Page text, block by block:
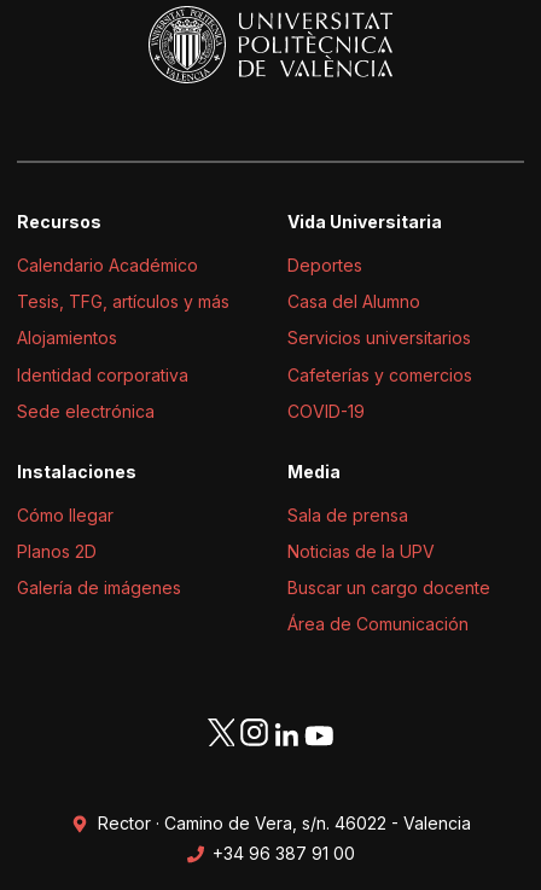
Recursos
Calendario Académico
Tesis, TFG, artículos y más
Alojamientos
Identidad corporativa
Sede electrónica
Vida Universitaria
Deportes
Casa del Alumno
Servicios universitarios
Cafeterías y comercios
COVID-19
Instalaciones
Cómo llegar
Planos 2D
Galería de imágenes
Media
Sala de prensa
Noticias de la UPV
Buscar un cargo docente
Área de Comunicación
Rector · Camino de Vera, s/n. 46022 - Valencia
+34 96 387 91 00